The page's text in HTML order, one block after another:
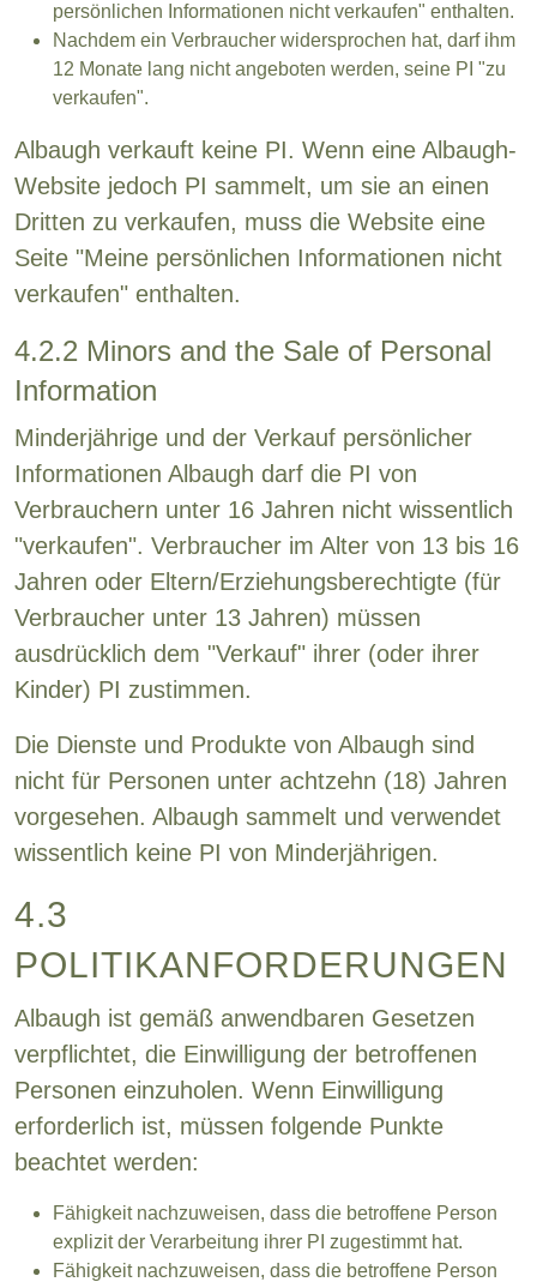
persönlichen Informationen nicht verkaufen" enthalten.
Nachdem ein Verbraucher widersprochen hat, darf ihm
12 Monate lang nicht angeboten werden, seine PI "zu
verkaufen".
Albaugh verkauft keine PI. Wenn eine Albaugh-
Website jedoch PI sammelt, um sie an einen
Dritten zu verkaufen, muss die Website eine
Seite "Meine persönlichen Informationen nicht
verkaufen" enthalten.
4.2.2 Minors and the Sale of Personal
Information
Minderjährige und der Verkauf persönlicher
Informationen Albaugh darf die PI von
Verbrauchern unter 16 Jahren nicht wissentlich
"verkaufen". Verbraucher im Alter von 13 bis 16
Jahren oder Eltern/Erziehungsberechtigte (für
Verbraucher unter 13 Jahren) müssen
ausdrücklich dem "Verkauf" ihrer (oder ihrer
Kinder) PI zustimmen.
Die Dienste und Produkte von Albaugh sind
nicht für Personen unter achtzehn (18) Jahren
vorgesehen. Albaugh sammelt und verwendet
wissentlich keine PI von Minderjährigen.
4.3
POLITIKANFORDERUNGEN
Albaugh ist gemäß anwendbaren Gesetzen
verpflichtet, die Einwilligung der betroffenen
Personen einzuholen. Wenn Einwilligung
erforderlich ist, müssen folgende Punkte
beachtet werden:
Fähigkeit nachzuweisen, dass die betroffene Person
explizit der Verarbeitung ihrer PI zugestimmt hat.
Fähigkeit nachzuweisen, dass die betroffene Person